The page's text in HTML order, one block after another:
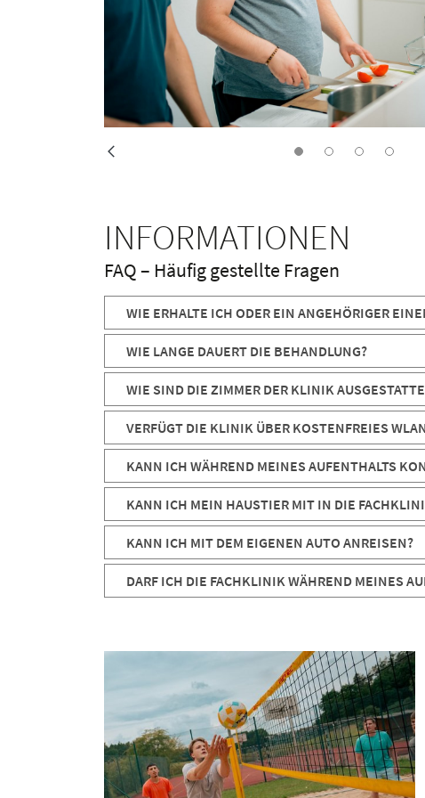
INFORMATIONEN
FAQ – Häufig gestellte Fragen
WIE ERHALTE ICH ODER EIN ANGEHÖRIGER
WIE LANGE DAUERT DIE BEHANDLUNG?
WIE SIND DIE ZIMMER DER KLINIK
VERFÜGT DIE KLINIK ÜBER KOSTENFREIES
KANN ICH WÄHREND MEINES AUFENTHALTS
KANN ICH MEIN HAUSTIER MIT IN DIE
KANN ICH MIT DEM EIGENEN AUTO ANREISEN?
DARF ICH DIE FACHKLINIK WÄHREND MEINES